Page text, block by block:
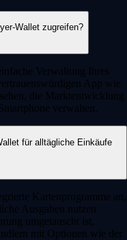
Wallet zugreifen?
Verwaltung Ihres
App wie
die Marktentwicklung
verwalten.
für alltägliche Einkäufe
Kartenprogramme an,
Ausgaben nutzen
umgetauscht ist,
mit Optionen wie der